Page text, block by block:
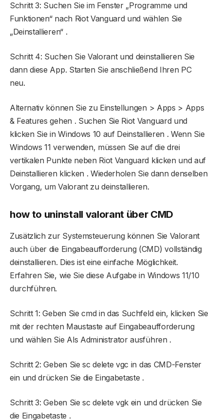
Schritt 3: Suchen Sie im Fenster „Programme und
Funktionen“ nach Riot Vanguard und wählen Sie
„Deinstallieren“ .
Schritt 4: Suchen Sie Valorant und deinstallieren Sie
dann diese App. Starten Sie anschließend Ihren PC
neu.
Alternativ können Sie zu Einstellungen > Apps > Apps
& Features gehen . Suchen Sie Riot Vanguard und
klicken Sie in Windows 10 auf Deinstallieren . Wenn Sie
Windows 11 verwenden, müssen Sie auf die drei
vertikalen Punkte neben Riot Vanguard klicken und auf
Deinstallieren klicken . Wiederholen Sie dann denselben
Vorgang, um Valorant zu deinstallieren.
how to uninstall valorant über CMD
Zusätzlich zur Systemsteuerung können Sie Valorant
auch über die Eingabeaufforderung (CMD) vollständig
deinstallieren. Dies ist eine einfache Möglichkeit.
Erfahren Sie, wie Sie diese Aufgabe in Windows 11/10
durchführen.
Schritt 1: Geben Sie cmd in das Suchfeld ein, klicken Sie
mit der rechten Maustaste auf Eingabeaufforderung
und wählen Sie Als Administrator ausführen .
Schritt 2: Geben Sie sc delete vgc in das CMD-Fenster
ein und drücken Sie die Eingabetaste .
Schritt 3: Geben Sie sc delete vgk ein und drücken Sie
die Eingabetaste .